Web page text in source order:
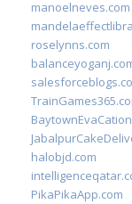
manoelneves.com
roselynns.com
halobjd.com
PikaPikaApp.com